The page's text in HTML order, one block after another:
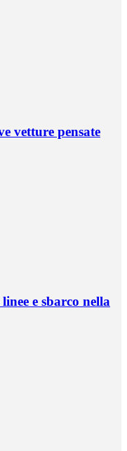
vetture pensate
e sbarco nella